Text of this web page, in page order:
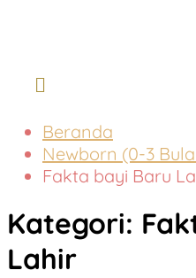
Menu
Beranda
Newborn (0-3
Fakta bayi Baru
Kategori:
Lahir